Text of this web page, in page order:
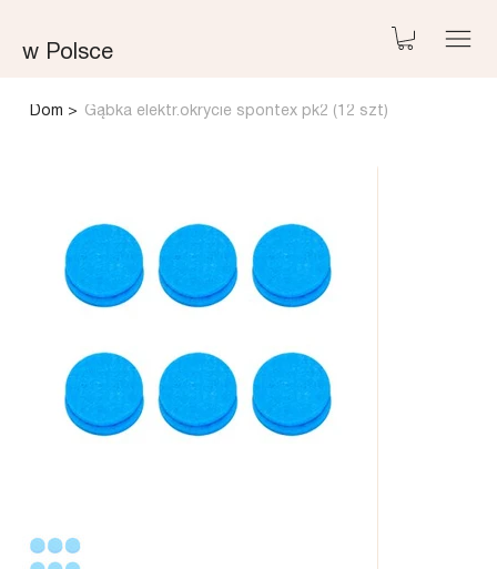
w Polsce
Dom > Gąbka elektr.okrycie spontex pk2 (12 szt)